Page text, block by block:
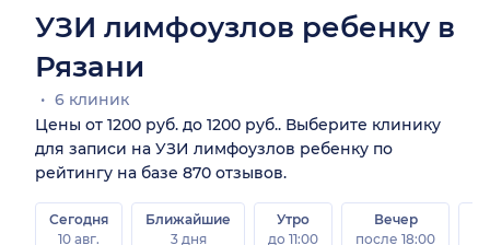
УЗИ лимфоузлов ребенку в
Рязани
6 клиник
Цены от 1200 руб. до 1200 руб.. Выберите клинику
для записи на УЗИ лимфоузлов ребенку по
рейтингу на базе 870 отзывов.
Сегодня
10 авг.
Ближайшие
3 дня
Утро
до 11:00
Вечер
после 18:00